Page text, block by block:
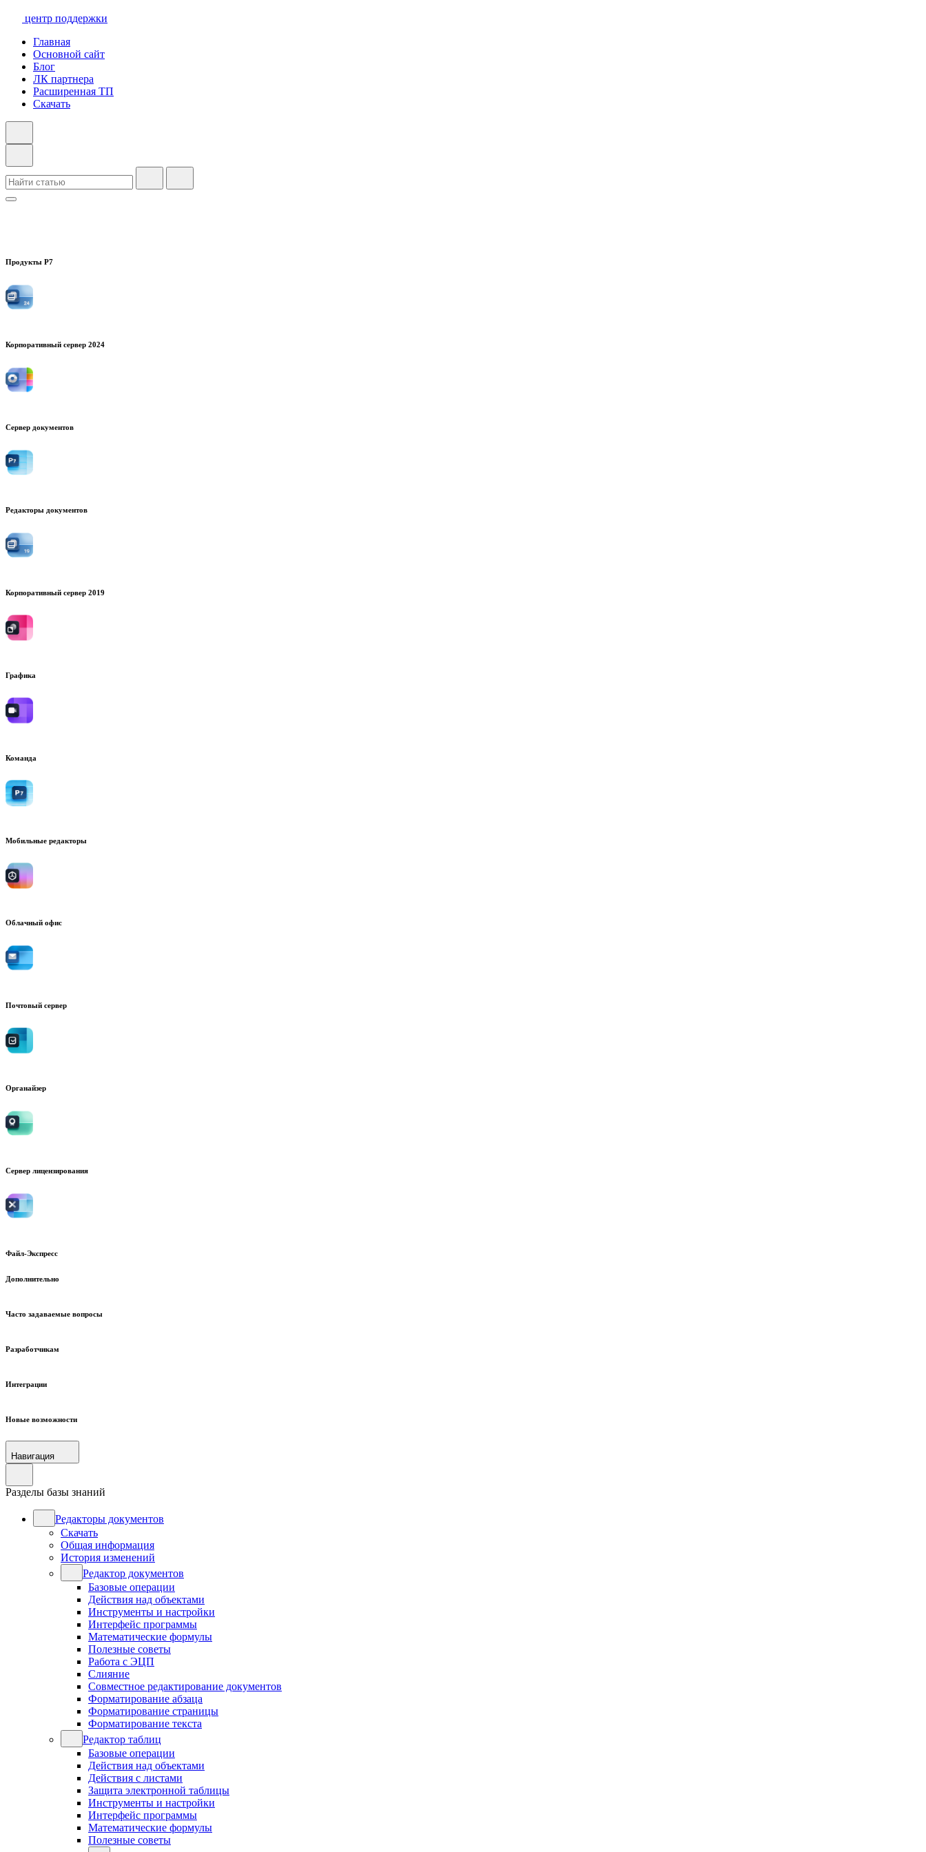
центр поддержки
Главная
Основной сайт
Блог
ЛК партнера
Расширенная ТП
Скачать
Продукты Р7
Корпоративный сервер 2024
Сервер документов
Редакторы документов
Корпоративный сервер 2019
Графика
Команда
Мобильные редакторы
Облачный офис
Почтовый сервер
Органайзер
Сервер лицензирования
Файл-Экспресс
Дополнительно
Часто задаваемые вопросы
Разработчикам
Интеграции
Новые возможности
Навигация
Разделы базы знаний
Редакторы документов
Скачать
Общая информация
История изменений
Редактор документов
Базовые операции
Действия над объектами
Инструменты и настройки
Интерфейс программы
Математические формулы
Полезные советы
Работа с ЭЦП
Слияние
Совместное редактирование документов
Форматирование абзаца
Форматирование страницы
Форматирование текста
Редактор таблиц
Базовые операции
Действия над объектами
Действия с листами
Защита электронной таблицы
Инструменты и настройки
Интерфейс программы
Математические формулы
Полезные советы